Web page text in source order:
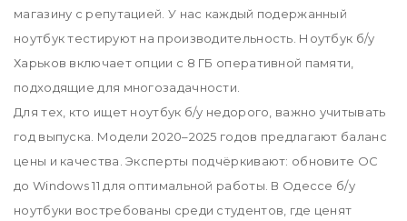
магазину с репутацией. У нас каждый подержанный
ноутбук тестируют на производительность. Ноутбук б/у
Харьков включает опции с 8 ГБ оперативной памяти,
подходящие для многозадачности.
Для тех, кто ищет ноутбук б/у недорого, важно учитывать
год выпуска. Модели 2020–2025 годов предлагают баланс
цены и качества. Эксперты подчёркивают: обновите ОС
до Windows 11 для оптимальной работы. В Одессе б/у
ноутбуки востребованы среди студентов, где ценят